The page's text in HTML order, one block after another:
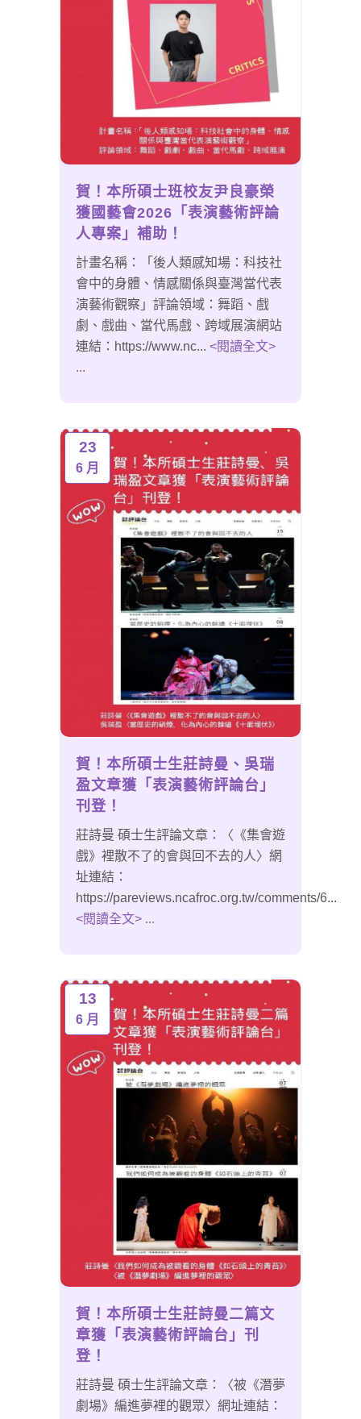
賀！本所碩士班校友尹良豪榮
獲國藝會2026「表演藝術評論
人專案」補助！
計畫名稱：「後人類感知場：科技社
會中的身體、情感關係與臺灣當代表
演藝術觀察」評論領域：舞蹈、戲
劇、戲曲、當代馬戲、跨域展演網站
連結：https://www.nc... <閱讀全文>
...
23
6 月
賀！本所碩士生莊詩曼、吳瑞
盈文章獲「表演藝術評論台」
刊登！
莊詩曼 碩士生評論文章：〈《集會遊
戲》裡散不了的會與回不去的人〉網
址連結：
https://pareviews.ncafroc.org.tw/comments/6...
<閱讀全文> ...
13
6 月
賀！本所碩士生莊詩曼二篇文
章獲「表演藝術評論台」刊
登！
莊詩曼 碩士生評論文章：〈被《潛夢
劇場》編進夢裡的觀眾〉網址連結：